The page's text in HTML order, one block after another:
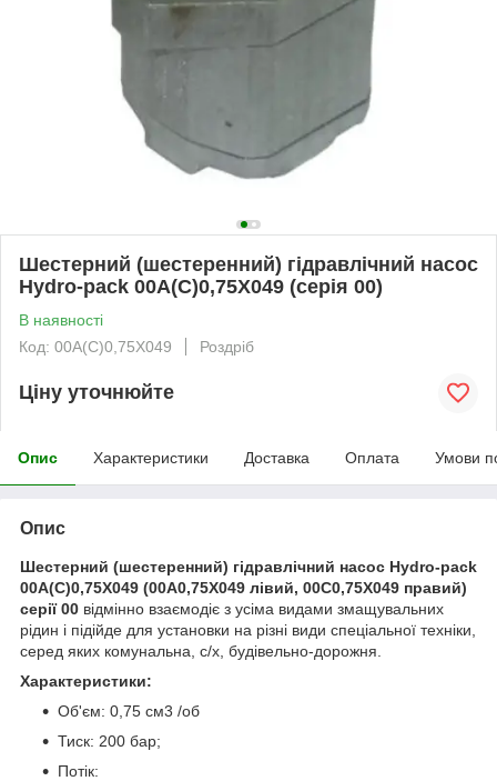
Шестерний (шестеренний) гідравлічний насос
Hydro-pack 00A(C)0,75X049 (серія 00)
В наявності
Код: 00A(C)0,75X049
Роздріб
Ціну уточнюйте
Опис Характеристики Доставка Оплата Умови
Опис
Шестерний (шестеренний) гідравлічний насос Hydro-pack
00A(C)0,75X049 (00A0,75X049 лівий, 00C0,75X049 правий)
серії 00 відмінно взаємодіє з усіма видами змащувальних
рідин і підійде для установки на різні види спеціальної техніки,
серед яких комунальна, с/х, будівельно-дорожня.
Характеристики:
Об'єм: 0,75 см3 /об
Тиск: 200 бар;
Потік: